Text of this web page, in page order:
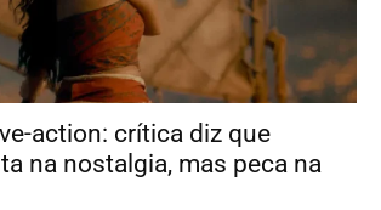
action: crítica diz que
na nostalgia, mas peca na